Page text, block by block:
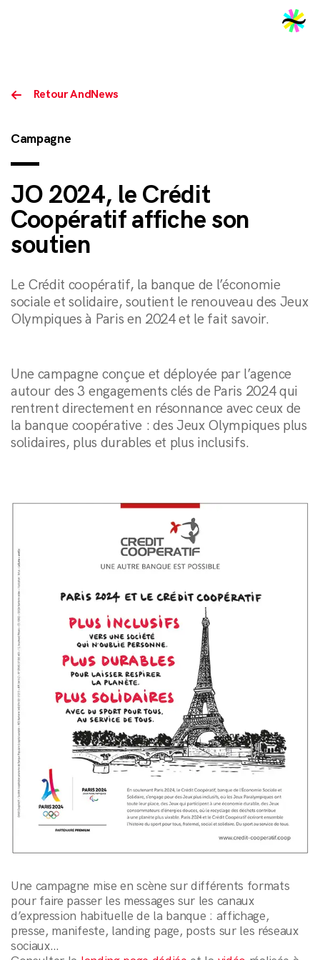
Retour AndNews
Campagne
JO 2024, le Crédit
Coopératif affiche son
soutien
Le Crédit coopératif, la banque de l’économie
sociale et solidaire, soutient le renouveau des Jeux
Olympiques à Paris en 2024 et le fait savoir.
Une campagne conçue et déployée par l’agence
autour des 3 engagements clés de Paris 2024 qui
rentrent directement en résonnance avec ceux de
la banque coopérative : des Jeux Olympiques plus
solidaires, plus durables et plus inclusifs.
Une campagne mise en scène sur différents formats
pour faire passer les messages sur les canaux
d’expression habituelle de la banque : affichage,
presse, manifeste, landing page, posts sur les réseaux
sociaux…